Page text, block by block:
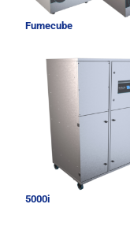
Fumecube
5000i